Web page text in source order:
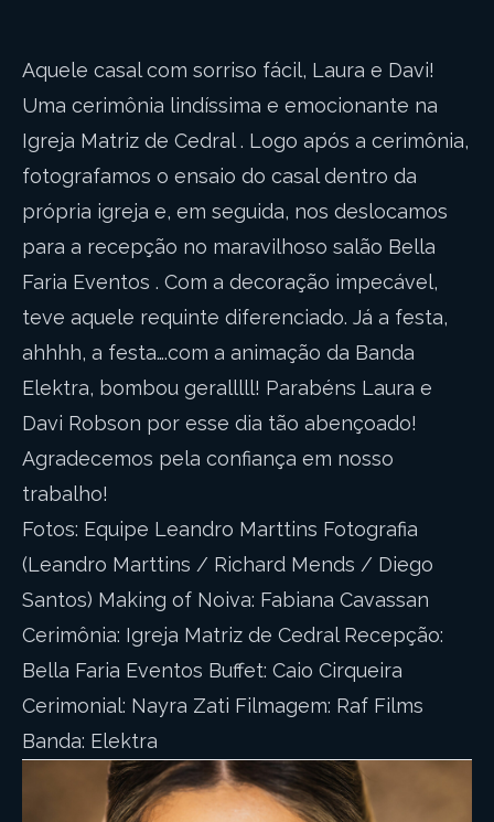
Aquele casal com sorriso fácil, Laura e Davi!
Uma cerimônia lindíssima e emocionante na
Igreja Matriz de Cedral . Logo após a cerimônia,
fotografamos o ensaio do casal dentro da
própria igreja e, em seguida, nos deslocamos
para a recepção no maravilhoso salão Bella
Faria Eventos . Com a decoração impecável,
teve aquele requinte diferenciado. Já a festa,
ahhhh, a festa….com a animação da Banda
Elektra, bombou geralllll! Parabéns Laura e
Davi Robson por esse dia tão abençoado!
Agradecemos pela confiança em nosso
trabalho!
Fotos: Equipe Leandro Marttins Fotografia
(Leandro Marttins / Richard Mends / Diego
Santos) Making of Noiva: Fabiana Cavassan
Cerimônia: Igreja Matriz de Cedral Recepção:
Bella Faria Eventos Buffet: Caio Cirqueira
Cerimonial: Nayra Zati Filmagem: Raf Films
Banda: Elektra